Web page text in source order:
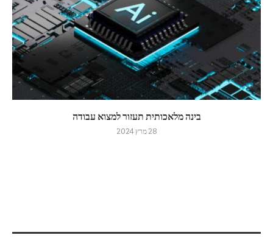
בינה מלאכותית תעזור למצוא עבודה
28 מרץ 2024